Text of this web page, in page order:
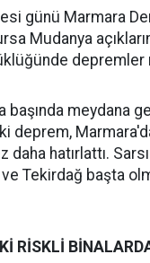
günü Marmara
Mudanya
depremler
meydana
deprem,
hatırlattı.
Tekirdağ başta
RİSKLİ